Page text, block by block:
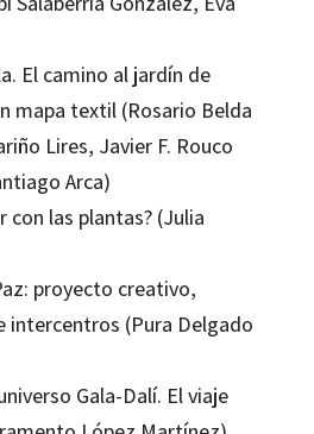
El camino al jardín de
mapa textil (Rosario Belda
Lires, Javier F. Rouco
Arca)
con las plantas? (Julia
proyecto creativo,
intercentros (Pura Delgado
Gala-Dalí. El viaje